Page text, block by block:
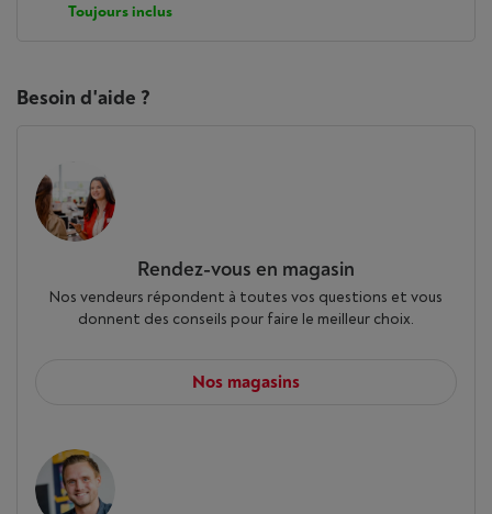
Toujours inclus
Besoin d'aide ?
Rendez-vous en magasin
Nos vendeurs répondent à toutes vos questions et vous
donnent des conseils pour faire le meilleur choix.
Nos magasins